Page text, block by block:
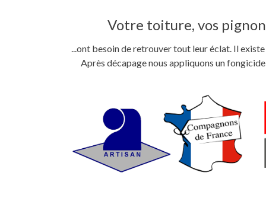
Votre toiture, vos
...ont besoin de retrouver tout leur éclat. Il
Après décapage nous appliquons un